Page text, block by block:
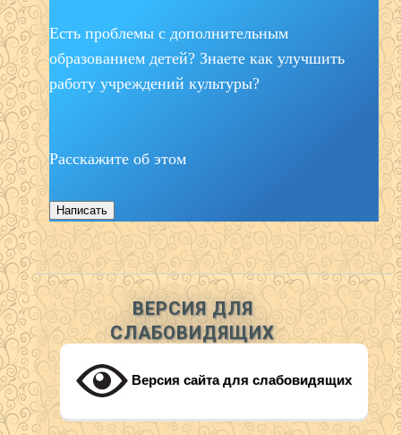
Есть проблемы с дополнительным
образованием детей? Знаете как улучшить
работу учреждений культуры?
Расскажите об этом
Написать
ВЕРСИЯ ДЛЯ
СЛАБОВИДЯЩИХ
Версия сайта для слабовидящих